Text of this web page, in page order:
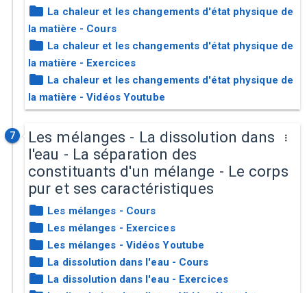
La chaleur et les changements d'état physique de
la matière - Cours
La chaleur et les changements d'état physique de
la matière - Exercices
La chaleur et les changements d'état physique de
la matière - Vidéos Youtube
7
Les mélanges - La dissolution dans
l'eau - La séparation des
constituants d'un mélange - Le corps
pur et ses caractéristiques
Les mélanges - Cours
Les mélanges - Exercices
Les mélanges - Vidéos Youtube
La dissolution dans l'eau - Cours
La dissolution dans l'eau - Exercices